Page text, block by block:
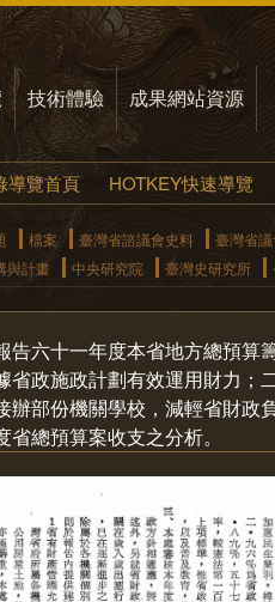
技術體驗 成果網站資源
導覽首頁 HOTKEY快速導覽
檔案 臺灣省諮議會史料
臺灣省
與計畫 中央研究院 臺灣史研究所
告六十一年度本省地方總預
省政施政計劃有效運用財力
辦部份機關學校，減輕省財
總預算案收支之分析。